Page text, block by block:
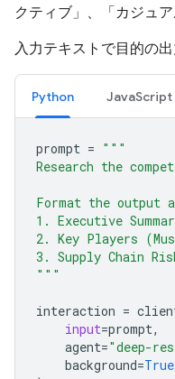
クティブ」、「カジュア
入力テキストで目的の
Python JavaScript
prompt = """
Research the
Format the
1. Executive
2. Key Players
3. Supply Chain
"""
interaction =
input=prompt,
agent="deep-
background=True